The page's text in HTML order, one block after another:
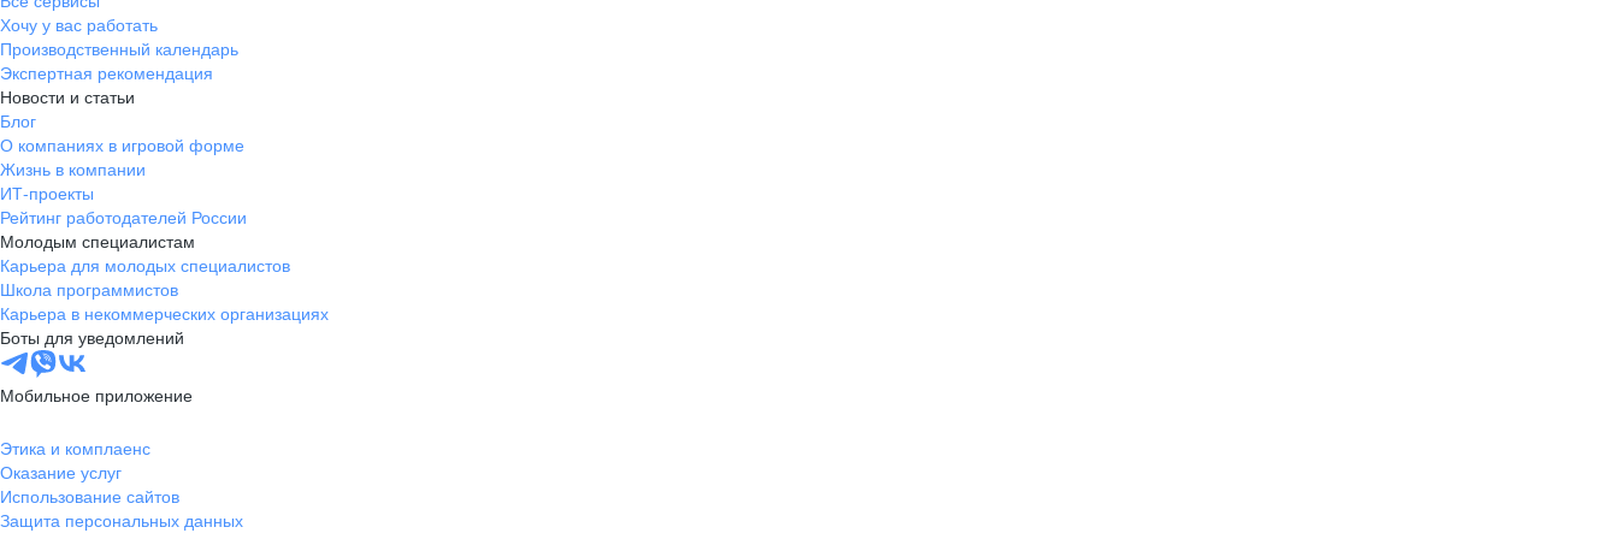
Хочу у вас работать
Производственный календарь
Экспертная рекомендация
Новости и статьи
Блог
О компаниях в игровой форме
Жизнь в компании
ИТ-проекты
Рейтинг работодателей России
Молодым специалистам
Карьера для молодых специалистов
Школа программистов
Карьера в некоммерческих организациях
Боты для уведомлений
Мобильное приложение
Этика и комплаенс
Оказание услуг
Использование сайтов
Защита персональных данных